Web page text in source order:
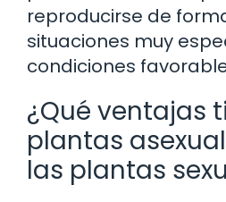
reproducirse de
situaciones muy
condiciones
¿Qué ventajas
plantas
las plantas